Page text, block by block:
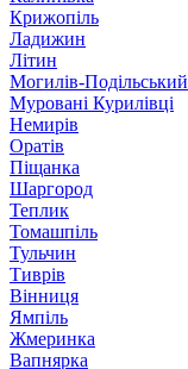
Крижопіль
Ладижин
Літин
Могилів-Подільський
Муровані Курилівці
Немирів
Оратів
Піщанка
Шаргород
Теплик
Томашпіль
Тульчин
Тиврів
Вінниця
Ямпіль
Жмеринка
Вапнярка